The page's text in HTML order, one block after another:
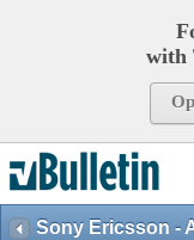
with
Sony Ericsson -
Page Time:0,17236
Templates:35